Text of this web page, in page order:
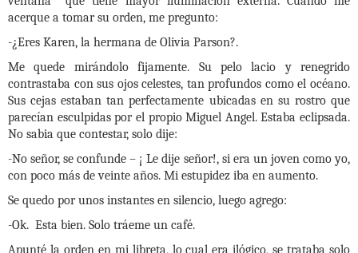
acerque a tomar su orden, me pregunto:
-¿Eres Karen, la hermana de Olivia Parson?.
Me quede mirándolo fijamente. Su pelo lacio y renegrido
contrastaba con sus ojos celestes, tan profundos como el océano.
Sus cejas estaban tan perfectamente ubicadas en su rostro que
parecían esculpidas por el propio Miguel Angel. Estaba eclipsada.
No sabia que contestar, solo dije:
-No señor, se confunde – ¡ Le dije señor!, si era un joven como yo,
con poco más de veinte años. Mi estupidez iba en aumento.
Se quedo por unos instantes en silencio, luego agrego:
-Ok. Esta bien. Solo tráeme un café.
Apunté la orden en mi libreta, lo cual era ilógico, se trataba solo